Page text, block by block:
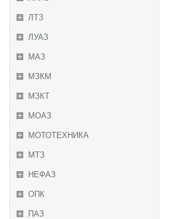
ЛТЗ
ЛУАЗ
МАЗ
МЗКМ
МЗКТ
МОАЗ
МОТОТЕХНИКА
МТЗ
НЕФАЗ
ОПК
ПАЗ